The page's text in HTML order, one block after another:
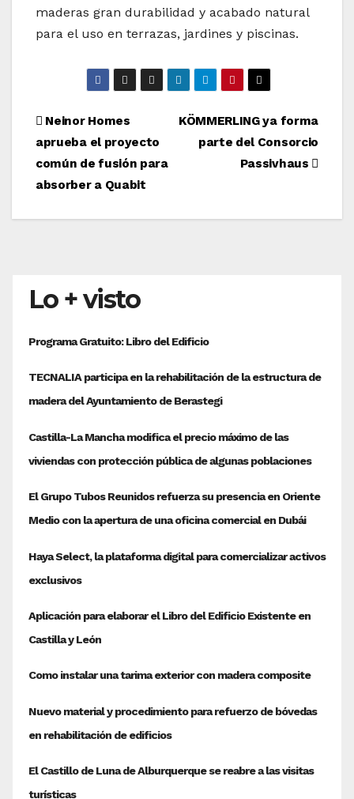
maderas gran durabilidad y acabado natural
para el uso en terrazas, jardines y piscinas.
Navegación
de
entradas
KÖMMERLING ya forma
parte del Consorcio
Passivhaus
Neinor Homes
aprueba el proyecto
común de fusión para
absorber a Quabit
Lo + visto